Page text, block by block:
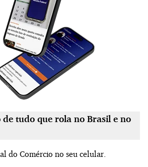
tudo que rola no Brasil e no
do Comércio no seu celular.